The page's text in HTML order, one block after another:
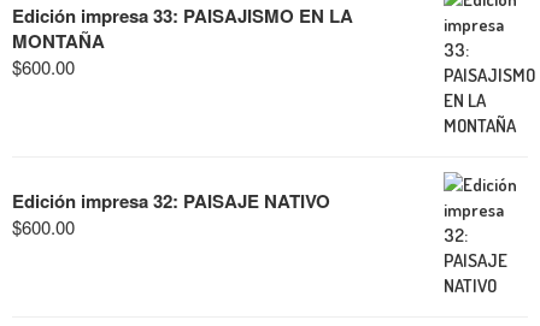
Edición impresa 33: PAISAJISMO EN LA
MONTAÑA
$600.00
Edición impresa 32: PAISAJE NATIVO
$600.00